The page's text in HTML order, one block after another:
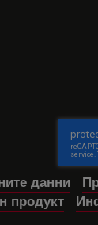
данни
продукт